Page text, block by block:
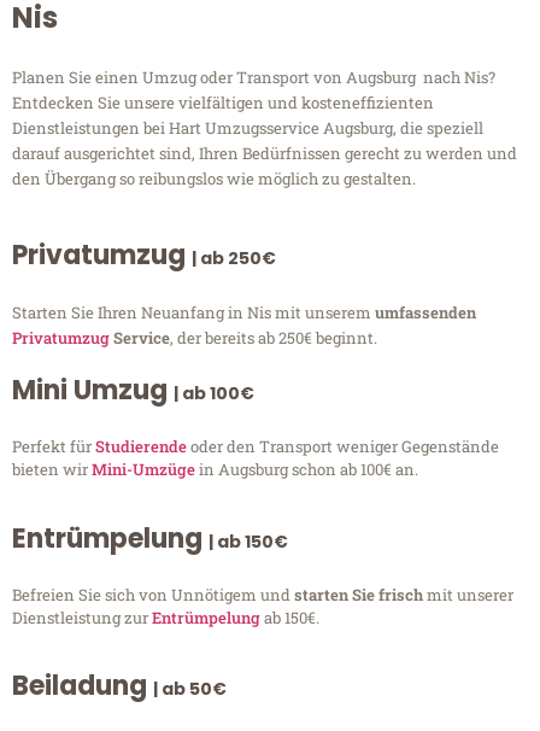
Nis
Planen Sie einen Umzug oder Transport von Augsburg nach Nis?
Entdecken Sie unsere vielfältigen und kosteneffizienten
Dienstleistungen bei Hart Umzugsservice Augsburg, die speziell
darauf ausgerichtet sind, Ihren Bedürfnissen gerecht zu werden und
den Übergang so reibungslos wie möglich zu gestalten.
Privatumzug | ab 250€
Starten Sie Ihren Neuanfang in Nis mit unserem umfassenden
PrivatumzugService, der bereits ab 250€ beginnt.
Mini Umzug | ab 100€
Perfekt fürStudierendeoder den Transport weniger Gegenstände
bieten wirMini-Umzügein Augsburg schon ab 100€ an.
Entrümpelung | ab 150€
Befreien Sie sich von Unnötigem undstarten Sie frischmit unserer
Dienstleistung zurEntrümpelungab 150€.
Beiladung | ab 50€